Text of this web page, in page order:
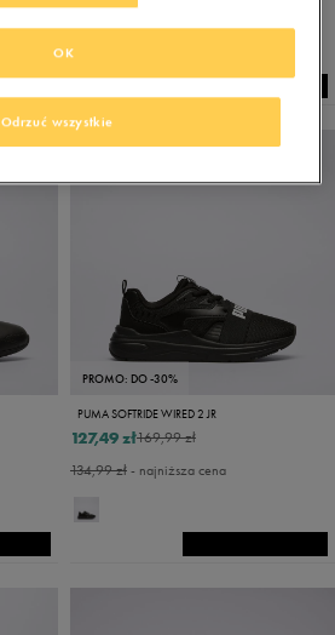
161,99 zł- najniższa cena
PROMO: DO -30%
PUMA SOFTRIDE WIRED 2 JR
169,99 zł
127,49 zł
134,99 zł- najniższa cena
Odrzuć wszystkie
OK